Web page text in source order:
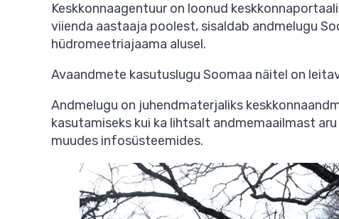
Keskkonnaagentuur on loonud
viienda aastaaja poolest, sisaldab andmelugu
hüdromeetriajaama alusel.
Avaandmete kasutuslugu Soomaa näitel on
Andmelugu on juhendmaterjaliks
kasutamiseks kui ka lihtsalt andmemaailmast
muudes infosüsteemides.